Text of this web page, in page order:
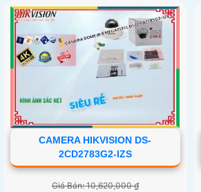
CAMERA HIKVISION DS-
2CD2783G2-IZS
Giá Bán: 10,620,000 ₫